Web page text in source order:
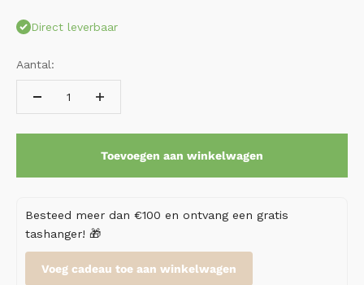
Direct leverbaar
Aantal:
Toevoegen aan winkelwagen
Besteed meer dan €100 en ontvang een gratis
tashanger! 🎁
Voeg cadeau toe aan winkelwagen